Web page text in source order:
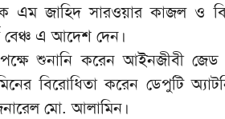
এম জাহিদ সারওয়ার কাজল ও
বেঞ্চ এ আদেশ দেন।
শুনানি করেন আইনজীবী
বিরোধিতা করেন ডেপুটি
মো. আলামিন।